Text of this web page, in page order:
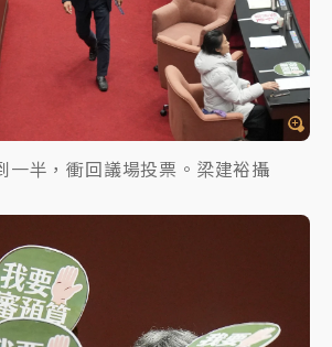
一半，衝回議場投票。梁建裕攝